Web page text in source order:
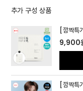
추가 구성 상품
[깜짝특
9,900
[깜짝특